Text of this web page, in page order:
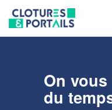
On
du